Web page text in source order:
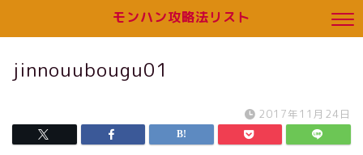
モンハン攻略法リスト
jinnouubougu01
2017年11月24日